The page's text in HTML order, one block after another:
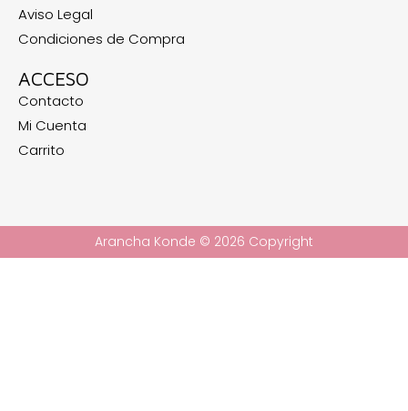
Aviso Legal
Condiciones de Compra
ACCESO
Contacto
Mi Cuenta
Carrito
Arancha Konde © 2026 Copyright